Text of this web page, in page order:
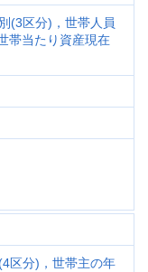
(3区分)，世帯人員
帯当たり資産現在
区分)，世帯主の年